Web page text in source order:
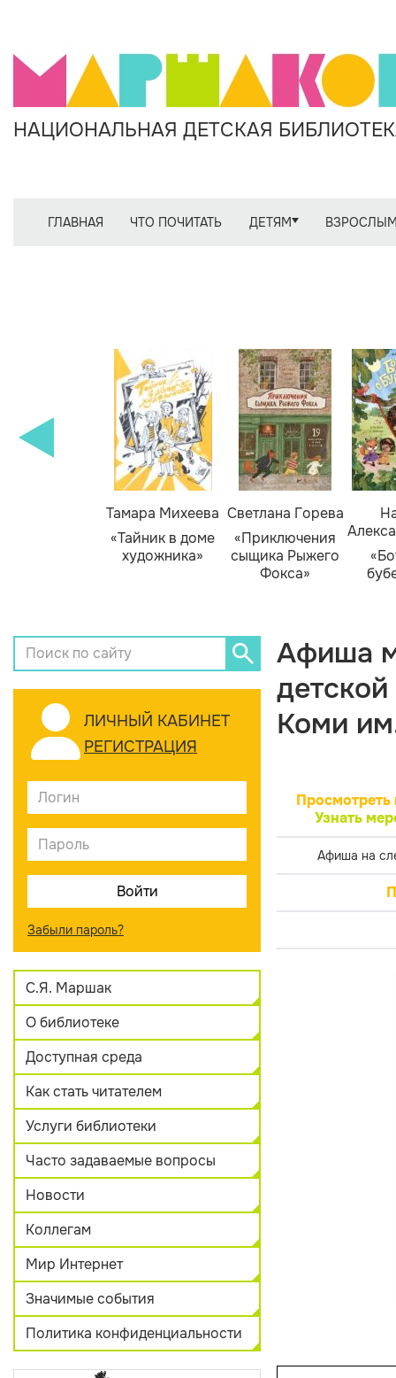
НАЦИОНАЛЬНАЯ ДЕТСКАЯ
ГЛАВНАЯ ЧТО ПОЧИТАТЬ ДЕТЯМ
Тамара Михеева
«Тайник в доме
художника»
Светлана Горева
«Приключения
сыщика Рыжего
Фокса»
ЛИЧНЫЙ КАБИНЕТ
РЕГИСТРАЦИЯ
Забыли пароль?
С.Я. Маршак
О библиотеке
Доступная среда
Как стать читателем
Услуги библиотеки
Часто задаваемые вопросы
Новости
Коллегам
Мир Интернет
Значимые события
Политика конфиденциальности
Афиша
Коми
Просмотреть
Узнать
Афиша на